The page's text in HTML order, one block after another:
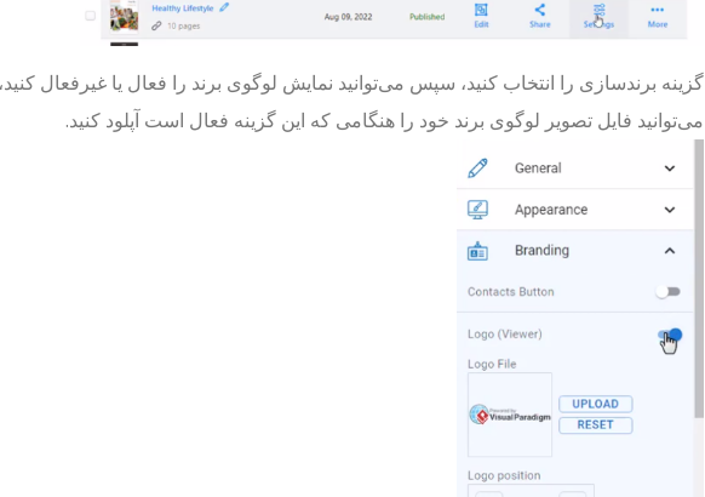
گزینه برندسازی را انتخاب کنید، سپس می‌توانید نمایش لوگوی برند را فعال یا غیرفعال
می‌توانید فایل تصویر لوگوی برند خود را هنگامی که این گزینه فعال است آپلود کنید.